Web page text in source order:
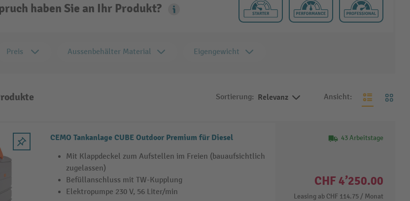
haben Sie an Ihr Produkt?
Preis Aussenbehälter Material Eigengewicht
Sortierung: Relevanz Ansicht:
CEMO Tankanlage CUBE Outdoor Premium für Diesel
Mit Klappdeckel zum Aufstellen im Freien (bauaufsichtlich
zugelassen)
Befüllanschluss mit TW-Kupplung
Elektropumpe 230 V, 56 Liter/min
43 Arbeitstage
CHF 4’250.00
Leasing ab CHF 114.75 / Monat